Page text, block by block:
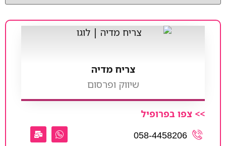
צריח מדיה
שיווק ופרסום
>> צפו בפרופיל
058-4458206